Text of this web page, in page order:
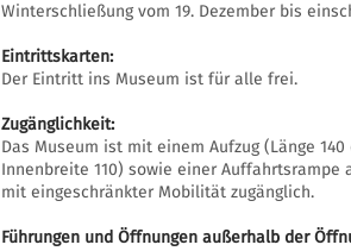
Winterschließung vom 19. Dezember bis
Eintrittskarten:
Der Eintritt ins Museum ist für alle frei.
Zugänglichkeit:
Das Museum ist mit einem Aufzug (Länge
Innenbreite 110) sowie einer Auffahrtsrampe
mit eingeschränkter Mobilität zugänglich.
Führungen und Öffnungen außerhalb der